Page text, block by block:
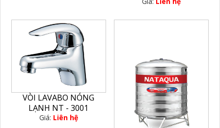
VÒI LAVABO NÓNG
LẠNH NT - 3001
Giá: Liên hệ